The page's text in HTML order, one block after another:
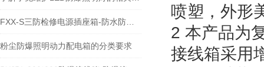
粉尘防爆照明动力配电箱的分类要求
喷塑，外形
2 本产品为
接线箱采用